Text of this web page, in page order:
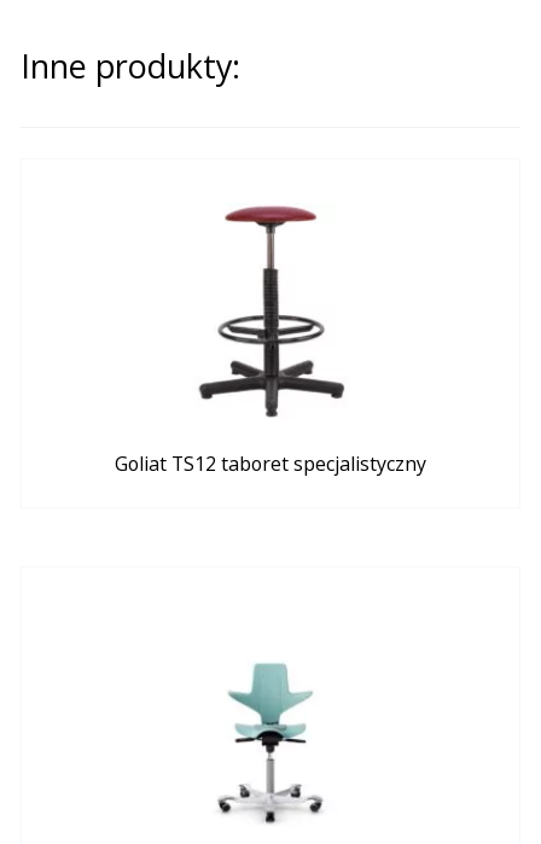
Inne produkty:
Goliat TS12 taboret specjalistyczny